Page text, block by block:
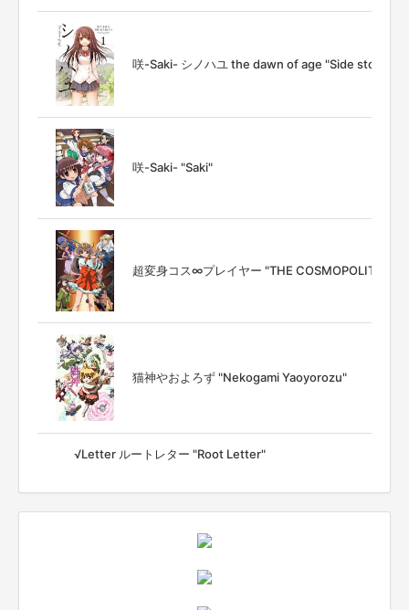
咲-Saki- シノハユ the dawn of age "Side story of
咲-Saki- "Saki"
超変身コス∞プレイヤー "THE COSMOPOLITAN
猫神やおよろず "Nekogami Yaoyorozu"
√Letter ルートレター "Root Letter"